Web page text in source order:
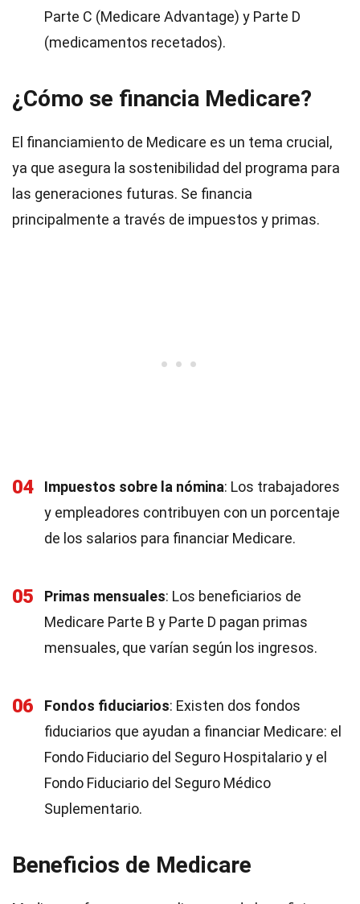
Parte C (Medicare Advantage) y Parte D
(medicamentos recetados).
¿Cómo se financia Medicare?
El financiamiento de Medicare es un tema crucial,
ya que asegura la sostenibilidad del programa para
las generaciones futuras. Se financia
principalmente a través de impuestos y primas.
04 Impuestos sobre la nómina: Los trabajadores
y empleadores contribuyen con un porcentaje
de los salarios para financiar Medicare.
05 Primas mensuales: Los beneficiarios de
Medicare Parte B y Parte D pagan primas
mensuales, que varían según los ingresos.
06 Fondos fiduciarios: Existen dos fondos
fiduciarios que ayudan a financiar Medicare: el
Fondo Fiduciario del Seguro Hospitalario y el
Fondo Fiduciario del Seguro Médico
Suplementario.
Beneficios de Medicare